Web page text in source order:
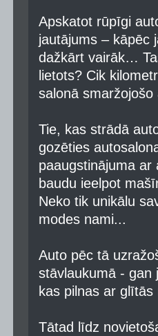
Apskatot rūpīgi
jautājums – kāpēc
dažkārt vairāk…
lietots? Cik
salonā
Tie, kas strādā
gozēties
paaugstinājuma
baudu ieelpot
Neko tik unikālu
modes nami...
Auto pēc tā
stāvlaukumā - gan
kas pilnas ar
Tātad līdz